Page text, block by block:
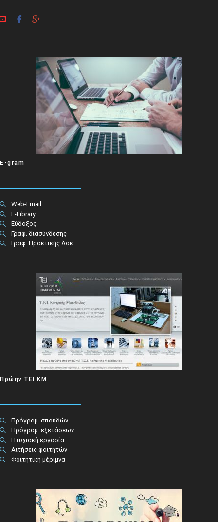
E-gram
Web-Email
E-Library
Εύδοξος
Γραφ. διασύνδεσης
Γραφ. Πρακτικής Άσκ
Πρώην ΤΕΙ ΚΜ
Πρόγραμ. σπουδών
Πρόγραμ. εξετάσεων
Πτυχιακή εργασία
Αιτήσεις φοιτητών
Φοιτητική μέριμνα